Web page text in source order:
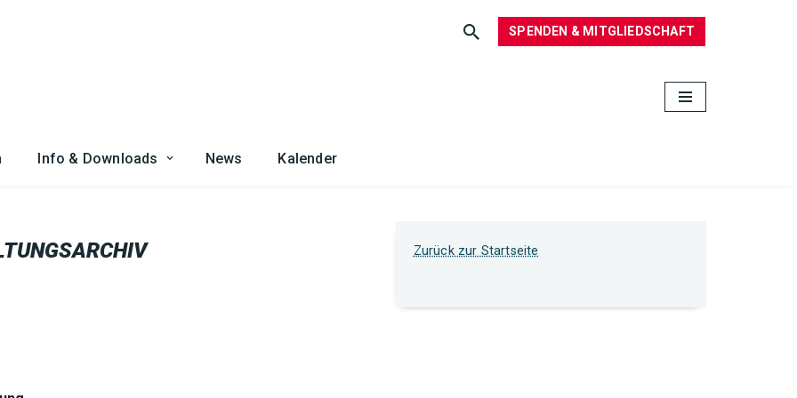
SPENDEN & MITGLIEDSCHAFT
Info & Downloads News Kalender
Zurück zur Startseite